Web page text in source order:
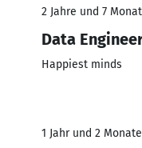
2 Jahre und 7
Data
Happiest minds
1 Jahr und 2